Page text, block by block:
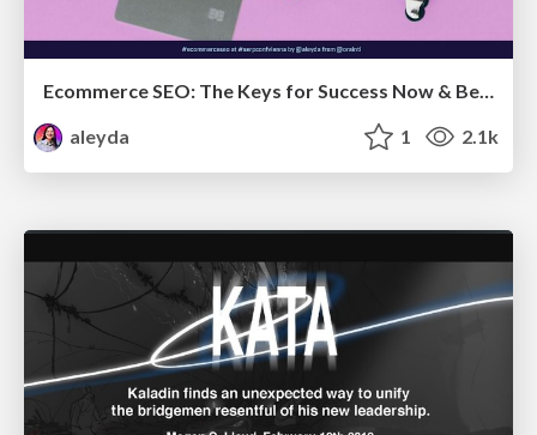
Ecommerce SEO: The Keys for Success Now & Beyond - #SERPConf2024
aleyda
1 2.1k